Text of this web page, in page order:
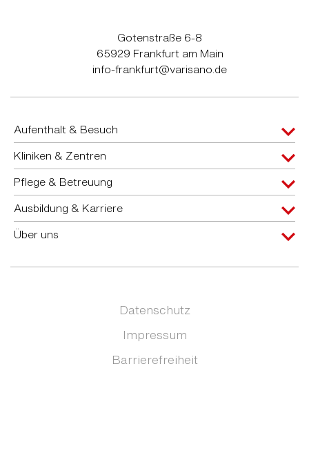
Gotenstraße 6-8
65929 Frankfurt am Main
info-frankfurt@varisano.de
Aufenthalt & Besuch
Kliniken & Zentren
Pflege & Betreuung
Ausbildung & Karriere
Über uns
Datenschutz
Impressum
Barrierefreiheit